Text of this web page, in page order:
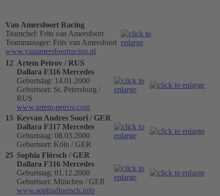
Van Amersfoort Racing
Teamchef: Frits van Amersfoort
Teammanager: Frits van Amersfoort
www.vanamersfoortracing.nl
12 Artem Petrov / RUS
Dallara F316 Mercedes
Geburtstag: 14.01.2000
Geburtsort: St. Petersburg /
RUS
www.artem-petrov.com
15 Keyvan Andres Soori / GER
Dallara F317 Mercedes
Geburtstag: 08.03.2000
Geburtsort: Köln / GER
25 Sophia Flörsch / GER
Dallara F316 Mercedes
Geburtstag: 01.12.2000
Geburtsort: München / GER
www.sophiafloersch.info